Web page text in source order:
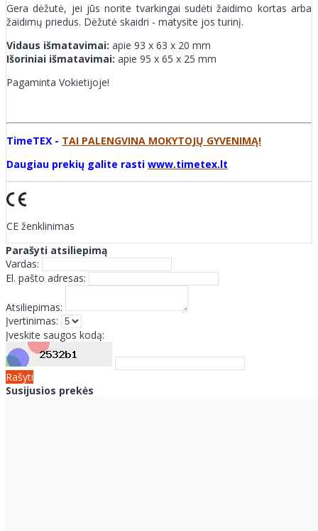
Gera dėžutė, jei jūs norite tvarkingai sudėti žaidimo kortas arba
žaidimų priedus. Dėžutė skaidri - matysite jos turinį.
Vidaus išmatavimai: apie 93 x 63 x 20 mm
Išoriniai išmatavimai: apie 95 x 65 x 25 mm
Pagaminta Vokietijoje!
TimeTEX - TAI PALENGVINA MOKYTOJŲ GYVENIMĄ!
Daugiau prekių galite rasti www.timetex.lt
CE ženklinimas
Parašyti atsiliepimą
Vardas:
El. pašto adresas:
Atsiliepimas:
Įvertinimas:
Įveskite saugos kodą:
Rašyti
Susijusios prekės